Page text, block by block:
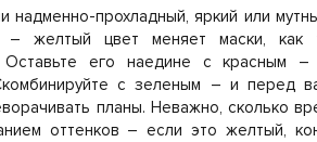
надменно-прохладный, яркий или
– желтый цвет меняет маски, как
Оставьте его наедине с красным
с зеленым – и перед
планы. Неважно, сколько
оттенков – если это желтый,